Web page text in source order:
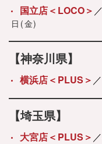
国立店＜LOCO＞
日(金)
【神奈川県】
横浜店＜PLUS＞
【埼玉県】
大宮店＜PLUS＞